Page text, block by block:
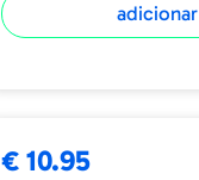
adicionar
€ 10.95